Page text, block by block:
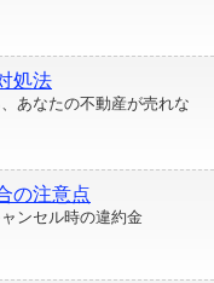
処法
あなたの不動産が売れな
の注意点
ンセル時の違約金